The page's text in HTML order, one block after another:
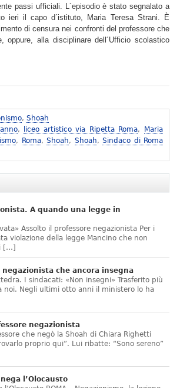
passi ufficiali. L´episodio è stato segnalato a
ieri il capo d´istituto, Maria Teresa Strani. È
di censura nei confronti del professore che
oppure, alla disciplinare dell´Ufficio scolastico
, Shoah
, liceo artistico via Ripetta Roma,
Maria
, Roma, Shoah, Shoah, Sindaco di Roma
A quando una legge in
Assolto il professore negazionista Per i
violazione della legge Mancino che non
[…]
che ancora insegna
I sindacati: «Non insegni» Trasferito più
Negli ultimi otto anni il ministero lo ha
negazionista
che negò la Shoah di Chiara Righetti
proprio qui”. Lui ribatte: “Sono sereno”
l’Olocausto